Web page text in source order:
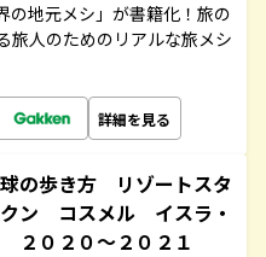
の地元メシ」が書籍化！旅の
旅人のためのリアルな旅メシ
詳細を見る
の歩き方 リゾートスタ
ン コスメル イスラ・
２０２０～２０２１